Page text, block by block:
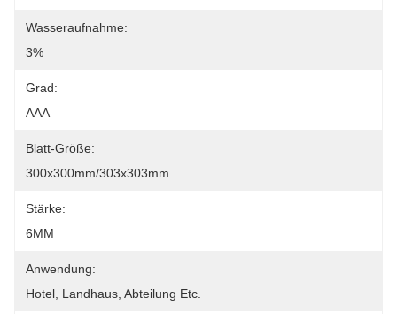
Wasseraufnahme:
3%
Grad:
AAA
Blatt-Größe:
300x300mm/303x303mm
Stärke:
6MM
Anwendung:
Hotel, Landhaus, Abteilung Etc.